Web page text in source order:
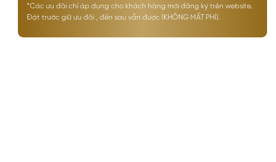
*Các ưu đãi chỉ áp dụng cho khách hàng mới đăng ký trên website.
Đặt trước giữ ưu đãi , đến sau vẫn được (KHÔNG MẤT PHÍ).